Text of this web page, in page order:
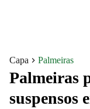
Capa Palmeiras
Palmeiras
suspensos